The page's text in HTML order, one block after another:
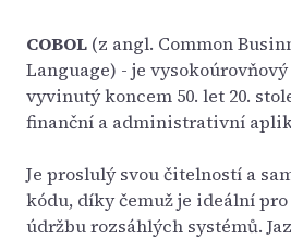
COBOL (z angl. Common
Language) - je
vyvinutý koncem 50. let 20.
finanční a administrativní
Je proslulý svou čitelností a
kódu, díky čemuž je ideální
údržbu rozsáhlých systémů.